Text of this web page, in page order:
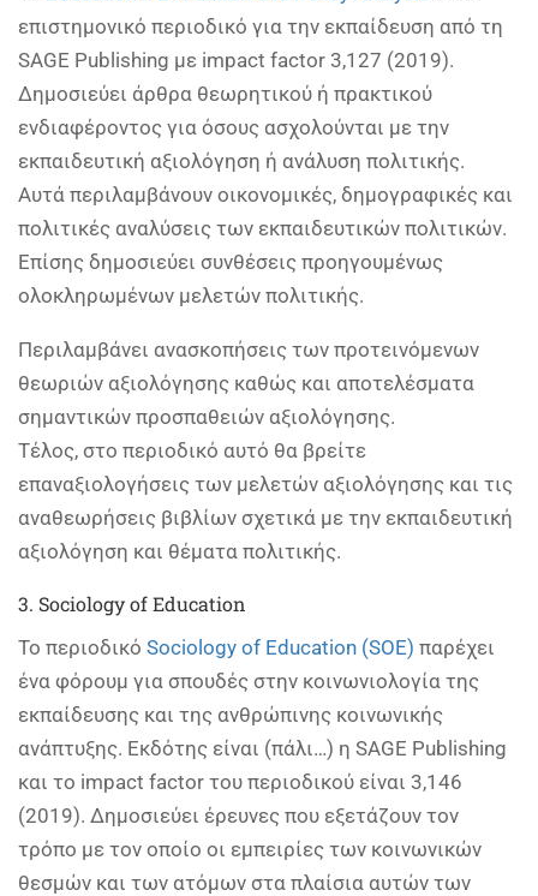
επιστημονικό περιοδικό για την εκπαίδευση από τη
SAGE Publishing με impact factor 3,127 (2019).
Δημοσιεύει άρθρα θεωρητικού ή πρακτικού
ενδιαφέροντος για όσους ασχολούνται με την
εκπαιδευτική αξιολόγηση ή ανάλυση πολιτικής.
Αυτά περιλαμβάνουν οικονομικές, δημογραφικές και
πολιτικές αναλύσεις των εκπαιδευτικών πολιτικών.
Επίσης δημοσιεύει συνθέσεις προηγουμένως
ολοκληρωμένων μελετών πολιτικής.
Περιλαμβάνει ανασκοπήσεις των προτεινόμενων
θεωριών αξιολόγησης καθώς και αποτελέσματα
σημαντικών προσπαθειών αξιολόγησης.
Τέλος, στο περιοδικό αυτό θα βρείτε
επαναξιολογήσεις των μελετών αξιολόγησης και τις
αναθεωρήσεις βιβλίων σχετικά με την εκπαιδευτική
αξιολόγηση και θέματα πολιτικής.
3. Sociology of Education
Το περιοδικό Sociology of Education (SOE) παρέχει
ένα φόρουμ για σπουδές στην κοινωνιολογία της
εκπαίδευσης και της ανθρώπινης κοινωνικής
ανάπτυξης. Εκδότης είναι (πάλι…) η SAGE Publishing
και το impact factor του περιοδικού είναι 3,146
(2019). Δημοσιεύει έρευνες που εξετάζουν τον
τρόπο με τον οποίο οι εμπειρίες των κοινωνικών
θεσμών και των ατόμων στα πλαίσια αυτών των